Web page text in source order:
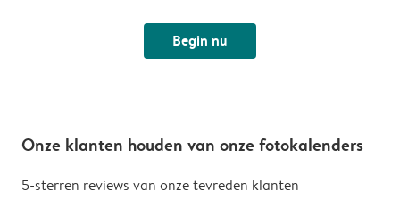
Begin nu
Onze klanten houden van onze fotokalenders
5-sterren reviews van onze tevreden klanten